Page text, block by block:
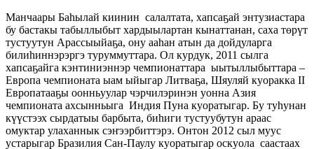
Манчаары Баһылай киинин салалтата, хапсаҕай энтузиастара
бу бастакы табыллыбыт хардыылартан кынаттанан, саха төрүт
тустуутун Арассыыйаҕа, ону ааһан атын да дойдуларга
билиһиннэрэргэ туруммуттара. Ол курдук, 2011 сылга
хапсаҕайга кэнтиниэннэр чемпионаттара ыытыллыбыттара –
Европа чемпионата ыам ыйыгар Литваҕа, Шяуляй куоракка II
Европатааҕы оонньуулар чэрчилэринэн уонна Азия
чемпионата ахсынньыга Индия Пуна куоратыгар. Бу туһунан
күүстээх сырдатыы барбыта, биһиги тустуубутун араас
омуктар улаханнык сэҥээрбиттэрэ. Онтон 2012 сыл муус
устарыгар Бразилия Сан-Паулу куоратыгар оскуола саастаах